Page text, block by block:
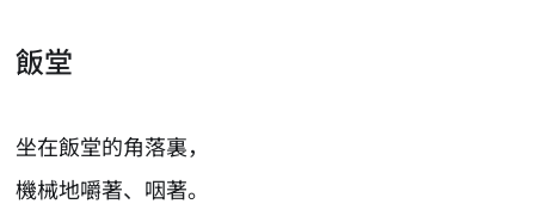
飯堂
坐在飯堂的角落裏，
機械地嚼著、咽著。